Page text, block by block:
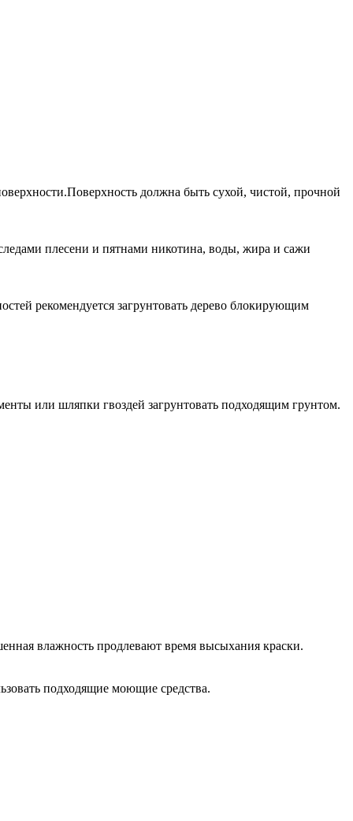
должна быть сухой, чистой, прочной
плесени и пятнами никотина, воды, жира и сажи
рекомендуется загрунтовать дерево блокирующим
или шляпки гвоздей загрунтовать подходящим грунтом.
влажность продлевают время высыхания краски.
подходящие моющие средства.